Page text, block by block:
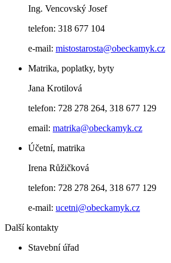
Ing. Vencovský Josef
telefon: 318 677 104
e-mail: mistostarosta@obeckamyk.cz
Matrika, poplatky, byty
Jana Krotilová
telefon: 728 278 264, 318 677 129
email: matrika@obeckamyk.cz
Účetní, matrika
Irena Růžičková
telefon: 728 278 264, 318 677 129
e-mail: ucetni@obeckamyk.cz
Další kontakty
Stavební úřad